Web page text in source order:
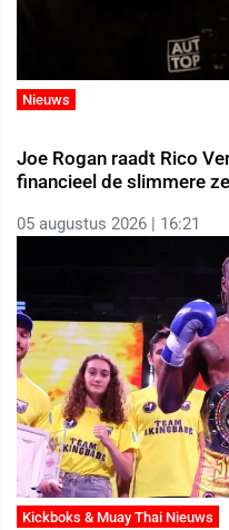
Nieuws
Joe Rogan raadt Rico
financieel de slimmere
05 augustus 2026 | 16:21
Kickboks & Muay Thai Nieuws